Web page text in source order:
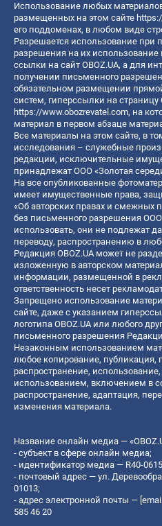
Использование любых
размещенных на этом сайте
его поддоменах, в любом виде
Разрешается использование при
разрешения на их использование
ссылки на сайт OBOZ.UA, а для
получении письменного
обязательном размещении
систем, гиперссылки на страницу
https://www.obozrevatel.com, на
материал в первом абзаце
Все материалы на этом сайте, в
исследования – служебные
редакции, исключительные
принадлежат ООО «Золотая
На все опубликованные
имеет имущественные права,
«Об авторских правах и смежных
без письменного разрешения ООО
использовать, они не подлежат
переводу, распространению в
Редакция OBOZ.UA может не
изложенную в авторском
информации, размещенной в
ответственность несет
Запрещено использование
сайте, даже с указанием
логотипа OBOZ.UA или любого
письменного разрешения
Незаконным использованием
любое копирование, публикация,
распространение, использование,
использованием, включением в
распространение, адаптация,
изменения материала.
Название онлайн медиа —
- субъект в сфере онлайн медиа;
- идентификатор медиа — R40-
- почтовый адрес — ул.
01013;
- адрес электронной почты —
585 46 20